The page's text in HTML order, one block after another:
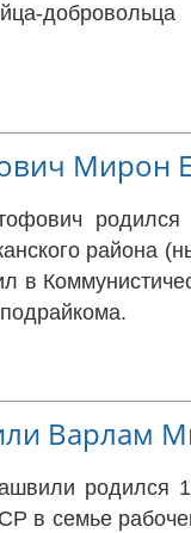
Мирон
родился
района
в
Варлам
родился
в семье